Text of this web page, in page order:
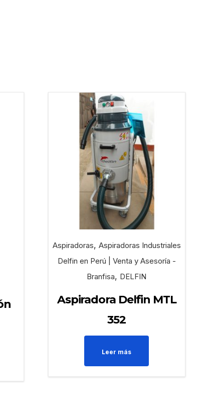
Aspiradoras, Aspiradoras Industriales
Delfin en Perú | Venta y Asesoría -
Branfisa, DELFIN
Aspiradora Delfin MTL
352
Leer más